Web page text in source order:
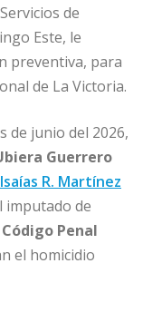
de
Este, le
preventiva, para
de La Victoria.
de junio del 2026,
Guerrero
Isaías R. Martínez
imputado de
Penal
el homicidio